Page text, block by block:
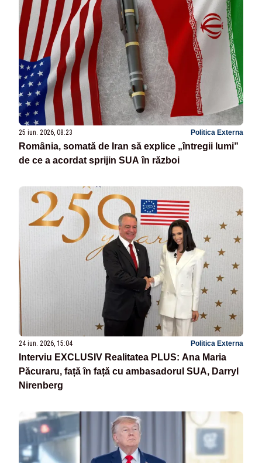
25 iun. 2026, 08:23 Politica Externa
România, somată de Iran să explice „întregii lumi”
de ce a acordat sprijin SUA în război
24 iun. 2026, 15:04 Politica Externa
Interviu EXCLUSIV Realitatea PLUS: Ana Maria
Păcuraru, față în față cu ambasadorul SUA, Darryl
Nirenberg